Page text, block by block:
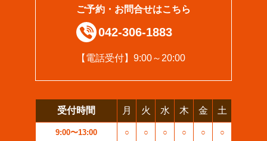
ご予約・お問合せはこちら
042-306-1883
【電話受付】9:00～20:00
受付時間 月 火 水 木 金 土
9:00〜13:00 ○ ○ ○ ○ ○ ○